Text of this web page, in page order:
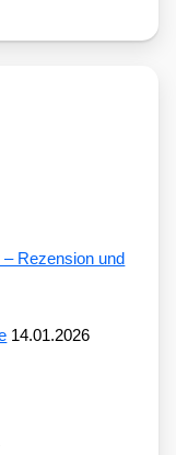
Rezension und
14.01.2026